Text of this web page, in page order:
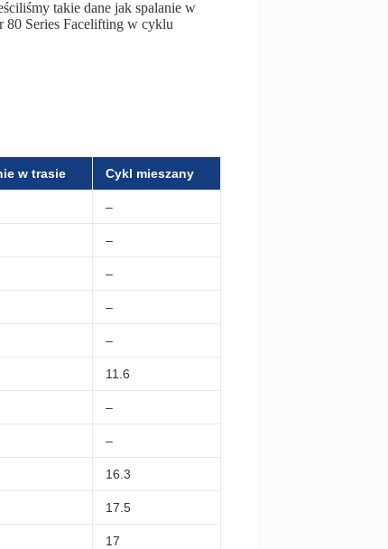
takie dane jak spalanie w
80 Series Facelifting w cyklu
w trasie Cykl mieszany
–
–
–
–
–
11.6
–
–
16.3
17.5
17